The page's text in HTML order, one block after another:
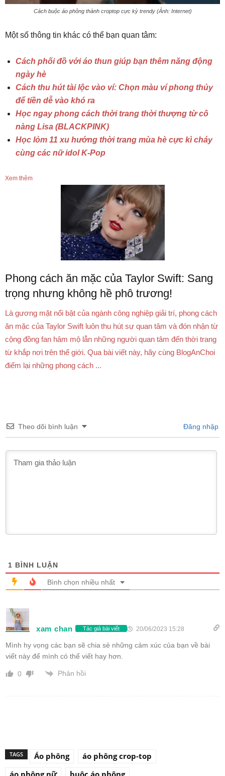
Cách buộc áo phông thành croptop cực kỳ trendy (Ảnh: Internet)
Một số thông tin khác có thể bạn quan tâm:
Cách phối đồ với áo thun giúp bạn thêm năng động
ngày hè
Cách thu hút tài lộc vào ví: Chọn màu ví phong thủy
để tiền dễ vào khó ra
Học ngay phong cách thời trang thời thượng từ cô
nàng Lisa (BLACKPINK)
Học lỏm 11 xu hướng thời trang mùa hè cực kì cháy
cùng các nữ idol K-Pop
Xem thêm
Phong cách ăn mặc của Taylor Swift: Sang
trọng nhưng không hề phô trương!
Là gương mặt nổi bật của ngành công nghiệp giải trí, phong cách
ăn mặc của Taylor Swift luôn thu hút sự quan tâm và đón nhận từ
cộng đồng fan hâm mộ lẫn những người quan tâm đến thời trang
từ khắp nơi trên thế giới. Qua bài viết này, hãy cùng BlogAnChoi
điểm lại những phong cách ...
Theo dõi bình luận Đăng nhập
1 BÌNH LUẬN
Bình chọn nhiều nhất
xam chan Tác giả bài viết 20/06/2023 15:28
Mình hy vọng các bạn sẽ chia sẻ những cảm xúc của bạn về bài
viết này để mình có thể viết hay hơn.
0 Phản hồi
TAGS Áo phông
áo phông crop-top